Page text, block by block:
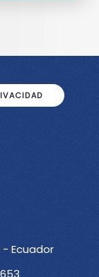
Ecuador